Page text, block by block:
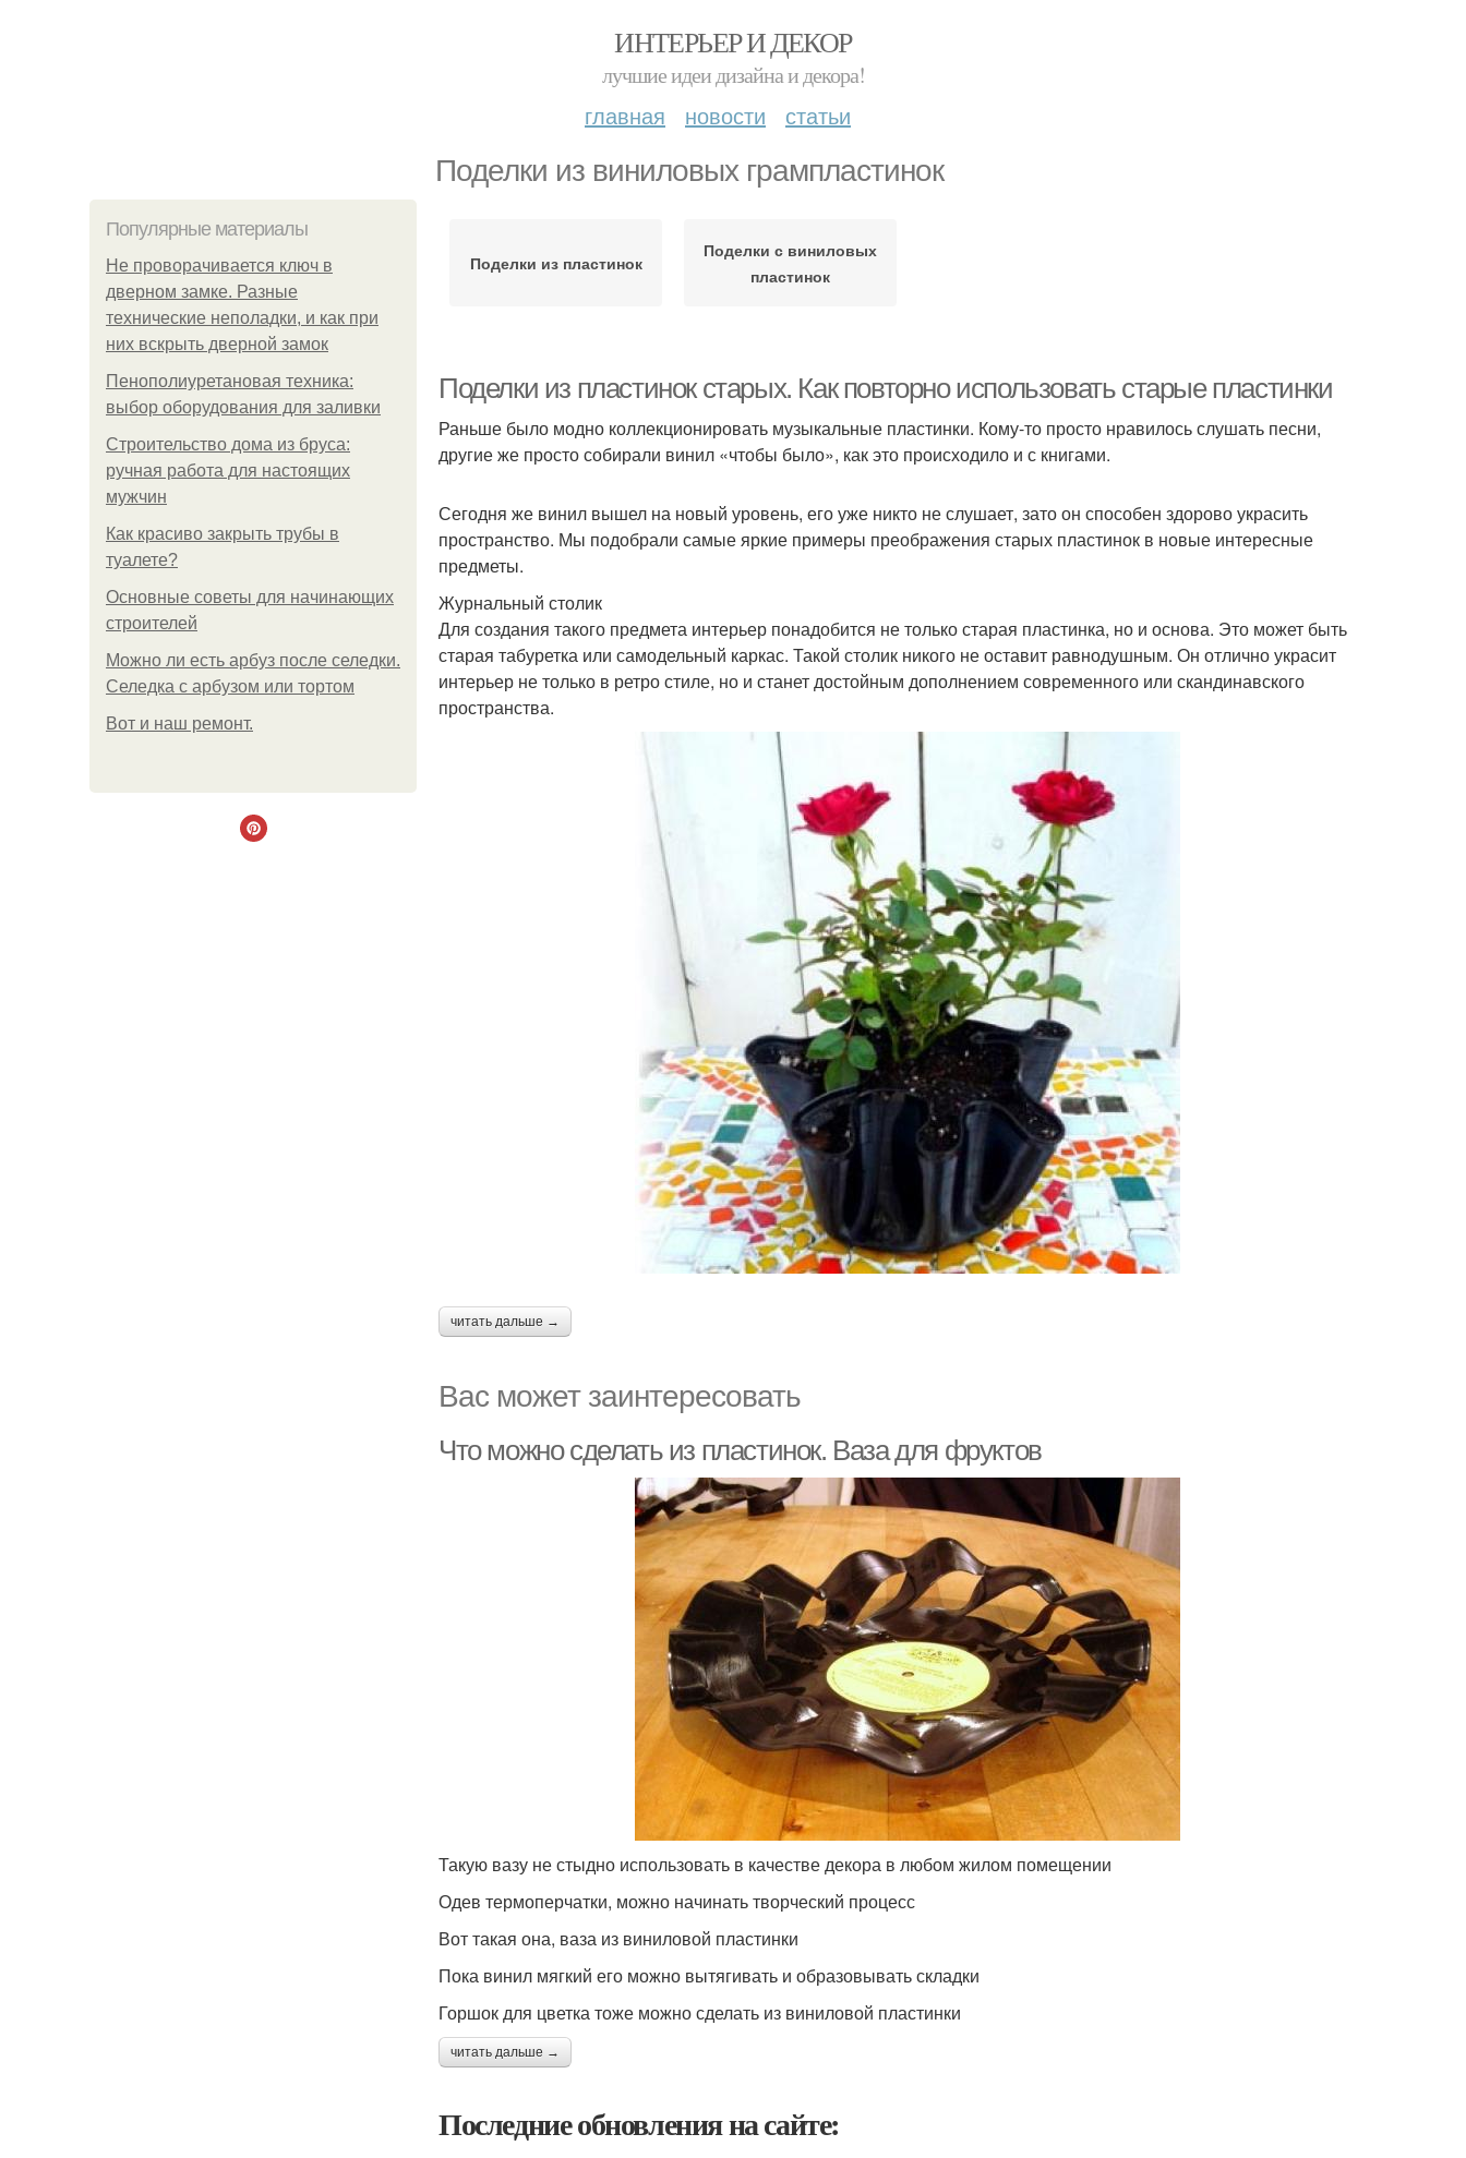
ИНТЕРЬЕР И ДЕКОР
лучшие идеи дизайна и декора!
главная новости статьи
Поделки из виниловых грампластинок
Популярные материалы
Не проворачивается ключ в
дверном замке. Разные
технические неполадки, и как при
них вскрыть дверной замок
Пенополиуретановая техника:
выбор оборудования для заливки
Строительство дома из бруса:
ручная работа для настоящих
мужчин
Как красиво закрыть трубы в
туалете?
Основные советы для начинающих
строителей
Можно ли есть арбуз после селедки.
Селедка с арбузом или тортом
Boт и наш ремoнт.
Поделки из пластинок
Поделки с виниловых
пластинок
Поделки из пластинок старых. Как повторно использовать старые пластинки
Раньше было модно коллекционировать музыкальные пластинки. Кому-то просто нравилось слушать песни,
другие же просто собирали винил «чтобы было», как это происходило и с книгами.
Сегодня же винил вышел на новый уровень, его уже никто не слушает, зато он способен здорово украсить
пространство. Мы подобрали самые яркие примеры преображения старых пластинок в новые интересные
предметы.
Журнальный столик
Для создания такого предмета интерьер понадобится не только старая пластинка, но и основа. Это может быть
старая табуретка или самодельный каркас. Такой столик никого не оставит равнодушным. Он отлично украсит
интерьер не только в ретро стиле, но и станет достойным дополнением современного или скандинавского
пространства.
читать дальше →
Вас может заинтересовать
Что можно сделать из пластинок. Ваза для фруктов
Такую вазу не стыдно использовать в качестве декора в любом жилом помещении
Одев термоперчатки, можно начинать творческий процесс
Вот такая она, ваза из виниловой пластинки
Пока винил мягкий его можно вытягивать и образовывать складки
Горшок для цветка тоже можно сделать из виниловой пластинки
читать дальше →
Последние обновления на сайте: